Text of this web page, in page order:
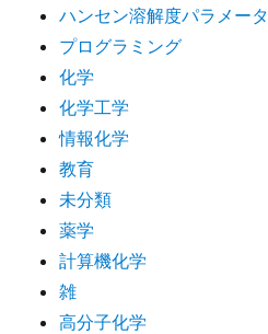
ハンセン溶解度パラメータ
プログラミング
化学
化学工学
情報化学
教育
未分類
薬学
計算機化学
雑
高分子化学